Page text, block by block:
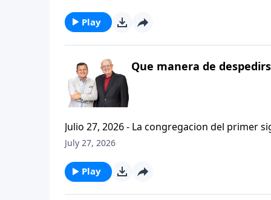
el pastor Carlos A. Zazueta titulo: "ESTIMULOS
Play
Que manera de
Julio 27, 2026 - La congregacion del primer
interpersonales cristianas y genuinas. Se afirmaban mutuamente. Daban cuentas de si mismos unos con
que significa desarrollar relaciones
July 27, 2026
Play